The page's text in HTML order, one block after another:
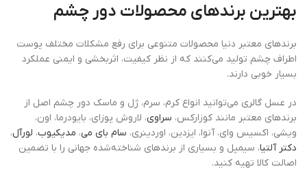
بهترین برندهای محصولات دور چشم
برندهای معتبر دنیا محصولات متنوعی برای رفع مشکلات مختلف پوست
اطراف چشم تولید می‌کنند که از نظر کیفیت، اثربخشی و ایمنی عملکرد
بسیار خوبی دارند.
در عسل گالری می‌توانید انواع کرم، سرم، ژل و ماسک دور چشم اصل از
برندهای معتبر مانند کوزارکس، سراوی، لاروش پوزای، بایودرما، اون،
ویشی، اکسیس وای، آنوا، ایزدین، اوردینری، سام بای می، مدیکیوب، لورآل،
دکتر آلتیا، سیمپل و بسیاری از برندهای شناخته‌شده جهانی را با تضمین
اصالت کالا تهیه کنید.